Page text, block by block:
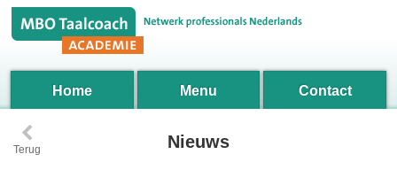
Home Menu Contact
‹
Terug Nieuws